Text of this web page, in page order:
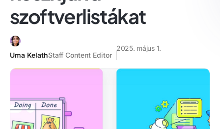
szoftverlistákat
Uma KelathStaff Content Editor
2025. május 1.